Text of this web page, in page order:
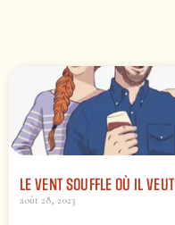
LE VENT SOUFFLE OÙ IL VEUT
août 28, 2023